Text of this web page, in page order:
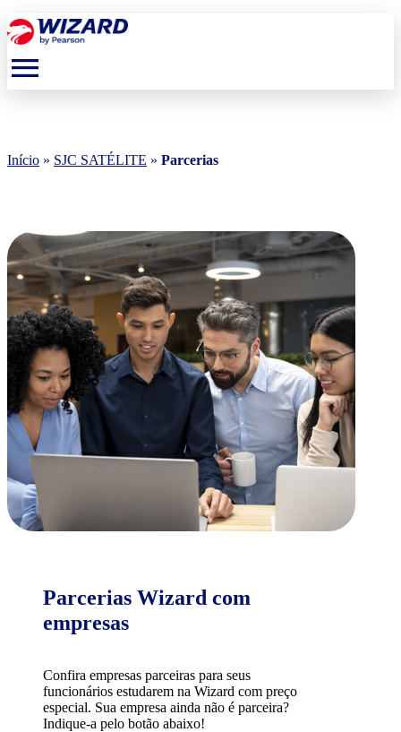
menu
Início » SJC SATÉLITE » Parcerias
Parcerias Wizard com
empresas
Confira empresas parceiras para seus
funcionários estudarem na Wizard com preço
especial. Sua empresa ainda não é parceira?
Indique-a pelo botão abaixo!